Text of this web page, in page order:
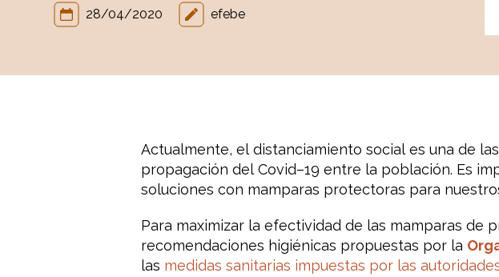
28/04/2020 efebe
Actualmente, el distanciamiento social es una de las
propagación del Covid–19 entre la población. Es
soluciones con mamparas protectoras para
Para maximizar la efectividad de las mamparas de
recomendaciones higiénicas propuestas por la
las medidas sanitarias impuestas por las